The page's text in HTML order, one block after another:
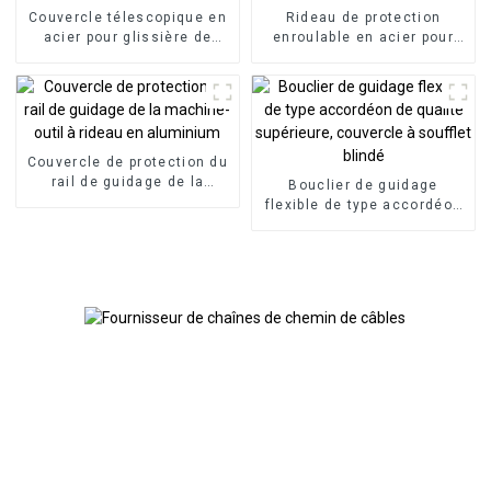
Couvercle télescopique en
acier pour glissière de
Rideau de protection
enroulable en acier pour
Couvercle de protection du
rail de guidage de la
Bouclier de guidage
flexible de type accordéon